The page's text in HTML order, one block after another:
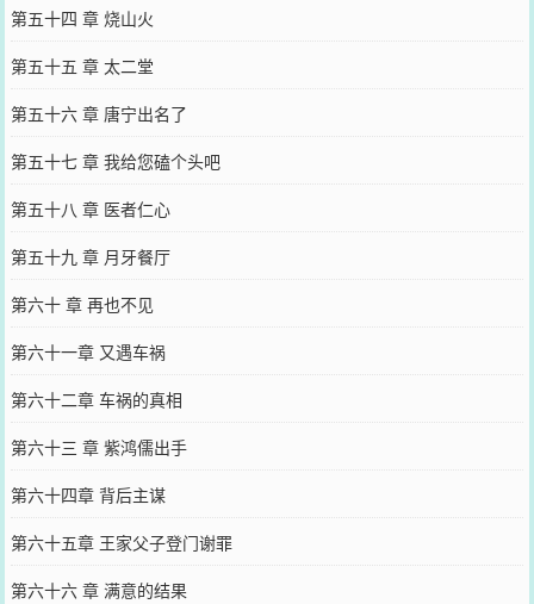
第五十四 章 烧山火
第五十五 章 太二堂
第五十六 章 唐宁出名了
第五十七 章 我给您磕个头吧
第五十八 章 医者仁心
第五十九 章 月牙餐厅
第六十 章 再也不见
第六十一章 又遇车祸
第六十二章 车祸的真相
第六十三 章 紫鸿儒出手
第六十四章 背后主谋
第六十五章 王家父子登门谢罪
第六十六 章 满意的结果